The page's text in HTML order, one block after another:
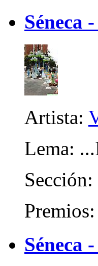
Séneca
Artista:
Lema:
Sección:
Séneca